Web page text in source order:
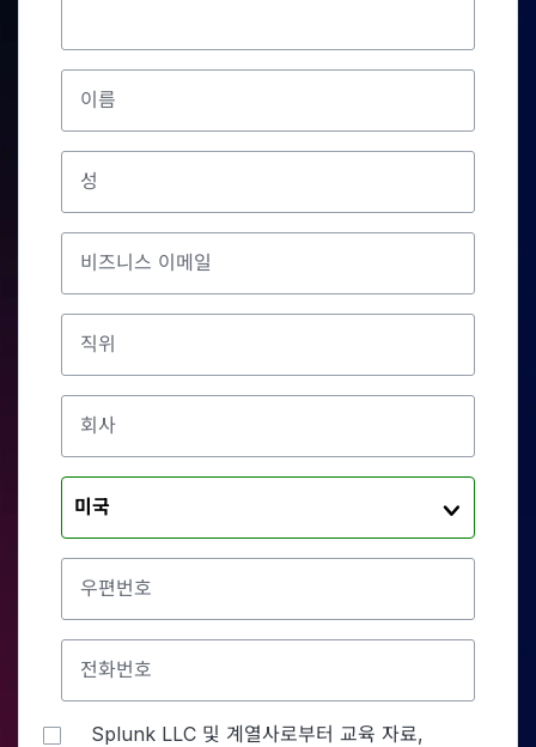
이름
성
비즈니스 이메일
직위
회사
미국
우편번호
전화번호
Splunk LLC 및 계열사로부터 교육 자료,